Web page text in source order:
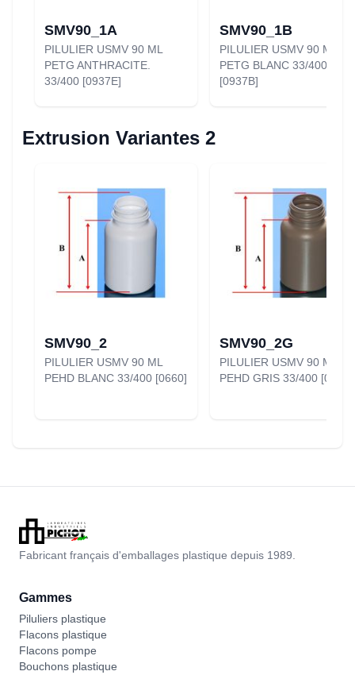
SMV90_1A
PILULIER USMV 90 ML
PETG ANTHRACITE.
33/400 [0937E]
SMV90_1B
PILULIER USMV 90 ML
PETG BLANC 33/400
[0937B]
Extrusion Variantes 2
SMV90_2
PILULIER USMV 90 ML
PEHD BLANC 33/400 [0660]
SMV90_2G
PILULIER USMV 90 ML
PEHD GRIS 33/400 [0661]
Fabricant français d'emballages plastique depuis 1989.
Gammes
Piluliers plastique
Flacons plastique
Flacons pompe
Bouchons plastique